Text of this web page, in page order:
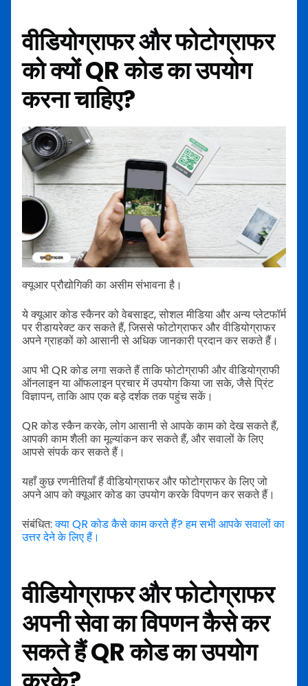
वीडियोग्राफर और फोटोग्राफर
को क्यों QR कोड का उपयोग
करना चाहिए?
क्यूआर प्रौद्योगिकी का असीम संभावना है।
ये क्यूआर कोड स्कैनर को वेबसाइट, सोशल मीडिया और अन्य प्लेटफॉर्म
पर रीडायरेक्ट कर सकते हैं, जिससे फोटोग्राफर और वीडियोग्राफर
अपने ग्राहकों को आसानी से अधिक जानकारी प्रदान कर सकते हैं।
आप भी QR कोड लगा सकते हैं ताकि फोटोग्राफी और वीडियोग्राफी
ऑनलाइन या ऑफलाइन प्रचार में उपयोग किया जा सके, जैसे प्रिंट
विज्ञापन, ताकि आप एक बड़े दर्शक तक पहुंच सकें।
QR कोड स्कैन करके, लोग आसानी से आपके काम को देख सकते हैं,
आपकी काम शैली का मूल्यांकन कर सकते हैं, और सवालों के लिए
आपसे संपर्क कर सकते हैं।
यहाँ कुछ रणनीतियाँ हैं वीडियोग्राफर और फोटोग्राफर के लिए जो
अपने आप को क्यूआर कोड का उपयोग करके विपणन कर सकते हैं।
संबंधित:क्या QR कोड कैसे काम करते हैं? हम सभी आपके सवालों का
उत्तर देने के लिए हैं।
वीडियोग्राफर और फोटोग्राफर
अपनी सेवा का विपणन कैसे कर
सकते हैं QR कोड का उपयोग